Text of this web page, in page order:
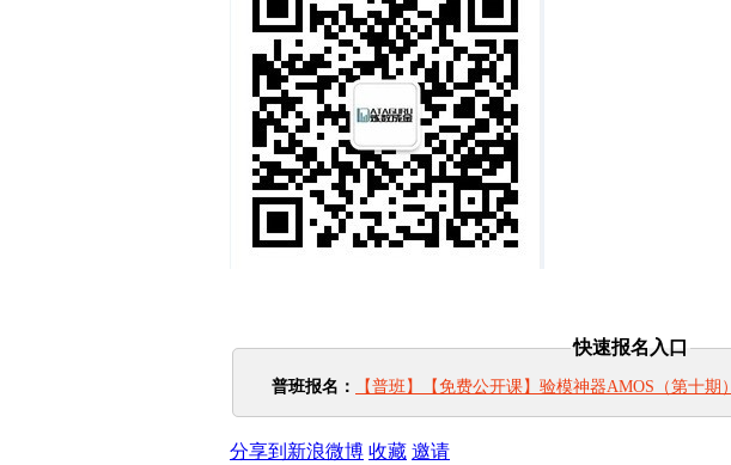
快速报名入口
普班报名： 【普班】【免费公开课】验模神器AMOS（第十期）
分享到新浪微博 收藏 邀请